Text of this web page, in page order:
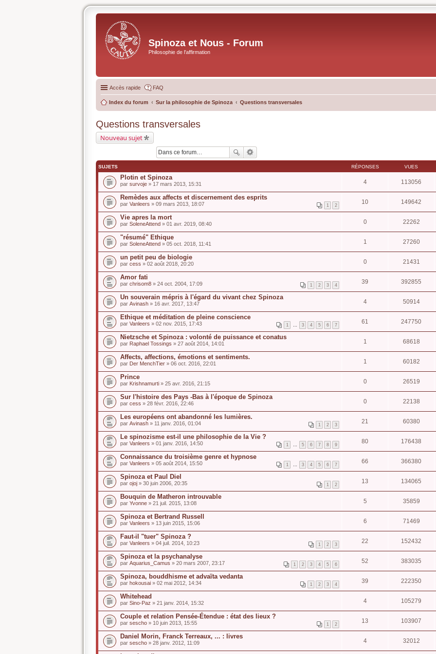
Spinoza et Nous - Forum
Philosophie de l'affirmation
Accès rapide FAQ
Index du forum Sur la philosophie de Spinoza Questions transversales
Questions transversales
Nouveau sujet
SUJETS RÉPONSES VUES
Plotin et Spinoza
par survoje » 17 mars 2013, 15:31 4 113056
Remèdes aux affects et discernement des esprits
1 2
par Vanleers » 09 mars 2013, 18:07 10 149642
Vie apres la mort
par SoleneAttend » 01 avr. 2019, 08:40 0 22262
"résumé" Ethique
par SoleneAttend » 05 oct. 2018, 11:41 1 27260
un petit peu de biologie
par cess » 02 août 2018, 20:20 0 21431
Amor fati
1 2 3 4
par chrisom8 » 24 oct. 2004, 17:09 39 392855
Un souverain mépris à l'égard du vivant chez Spinoza
par Avinash » 16 avr. 2017, 13:47 4 50914
Ethique et méditation de pleine conscience
1 … 3 4 5 6 7
par Vanleers » 02 nov. 2015, 17:43 61 247750
Nietzsche et Spinoza : volonté de puissance et conatus
par Raphael Tossings » 27 août 2014, 14:01 1 68618
Affects, affections, émotions et sentiments.
par Der MenchTier » 06 oct. 2016, 22:01 1 60182
Prince
par Krishnamurti » 25 avr. 2016, 21:15 0 26519
Sur l'histoire des Pays -Bas à l'époque de Spinoza
par cess » 28 févr. 2016, 22:46 0 22138
Les européens ont abandonné les lumières.
1 2 3
par Avinash » 11 janv. 2016, 01:04 21 60380
Le spinozisme est-il une philosophie de la Vie ?
1 … 5 6 7 8 9
par Vanleers » 01 janv. 2016, 14:50 80 176438
Connaissance du troisième genre et hypnose
1 … 3 4 5 6 7
par Vanleers » 05 août 2014, 15:50 66 366380
Spinoza et Paul Diel
1 2
par ojoj » 30 juin 2006, 20:35 13 134065
Bouquin de Matheron introuvable
par Yvonne » 21 juil. 2015, 13:08 5 35859
Spinoza et Bertrand Russell
par Vanleers » 13 juin 2015, 15:06 6 71469
Faut-il "tuer" Spinoza ?
1 2 3
par Vanleers » 04 juil. 2014, 10:23 22 152432
Spinoza et la psychanalyse
1 2 3 4 5 6
par Aquarius_Camus » 20 mars 2007, 23:17 52 383035
Spinoza, bouddhisme et advaïta vedanta
1 2 3 4
par hokousai » 02 mai 2012, 14:34 39 222350
Whitehead
par Sino-Paz » 21 janv. 2014, 15:32 4 105279
Couple et relation Pensée-Étendue : état des lieux ?
1 2
par sescho » 10 juin 2013, 15:55 13 103907
Daniel Morin, Franck Terreaux, ... : livres
par sescho » 28 janv. 2012, 11:09 4 32012